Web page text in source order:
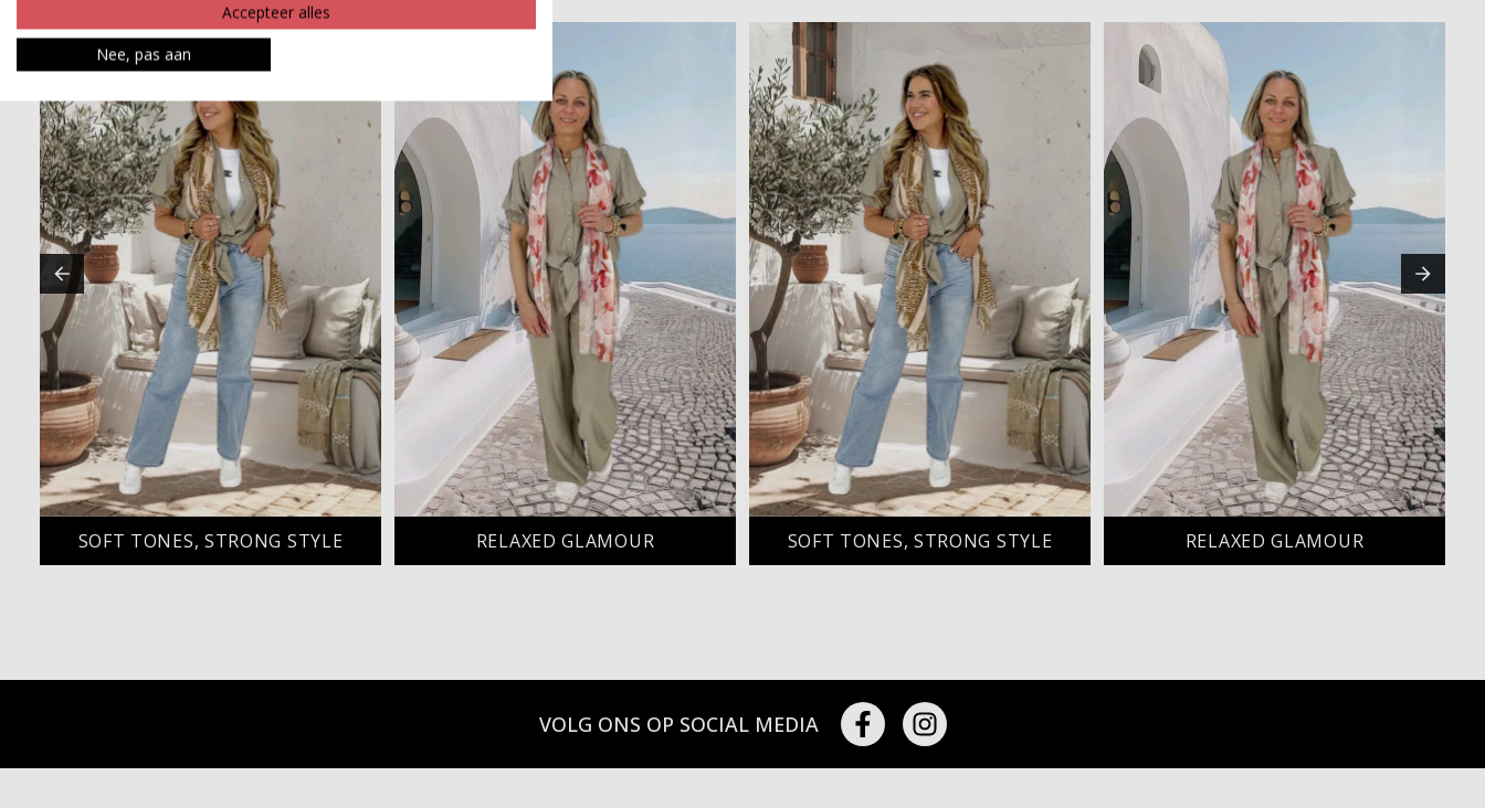
SOFT TONES, STRONG STYLE RELAXED GLAMOUR SOFT TONES, STRONG STYLE RELAXED GLAMOUR
VOLG ONS OP SOCIAL MEDIA
Accepteer alles
Nee, pas aan